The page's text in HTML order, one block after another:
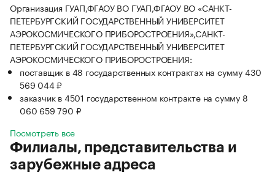
Организация ГУАП,ФГАОУ ВО ГУАП,ФГАОУ ВО «САНКТ-
ПЕТЕРБУРГСКИЙ ГОСУДАРСТВЕННЫЙ УНИВЕРСИТЕТ
АЭРОКОСМИЧЕСКОГО ПРИБОРОСТРОЕНИЯ»,САНКТ-
ПЕТЕРБУРГСКИЙ ГОСУДАРСТВЕННЫЙ УНИВЕРСИТЕТ
АЭРОКОСМИЧЕСКОГО ПРИБОРОСТРОЕНИЯ:
поставщик в 48 государственных контрактах на сумму 430
569 044 ₽
заказчик в 4501 государственном контракте на сумму 8
060 659 790 ₽
Посмотреть все
Филиалы, представительства и
зарубежные адреса